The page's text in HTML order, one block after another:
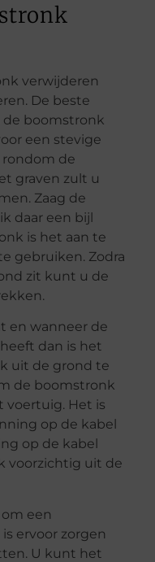
verwijderen
De beste
de boomstronk
een stevige
rondom de
graven zult u
Zaag de
daar een bijl
is het aan te
gebruiken. Zodra
zit kunt u de
en wanneer de
dan is het
uit de grond te
de boomstronk
voertuig. Het is
op de kabel
op de kabel
voorzichtig uit de
een
ervoor zorgen
U kunt het